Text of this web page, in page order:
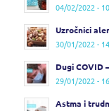
04/02/2022 -
Uzročnici
30/01/2022 -
Dugi COVID
29/01/2022 -
Astma i